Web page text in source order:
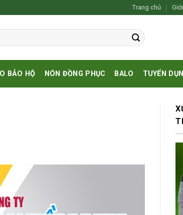
Trang chủ
BẢO HỘ NÓN ĐỒNG PHỤC BALO TUYỂN